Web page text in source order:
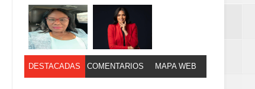
DESTACADAS COMENTARIOS MAPA WEB